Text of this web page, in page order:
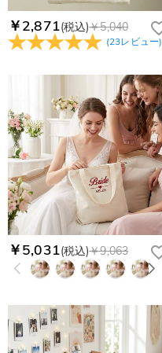
￥2,871(税込)￥5,040
(23レビュー)
￥5,031(税込)￥9,063